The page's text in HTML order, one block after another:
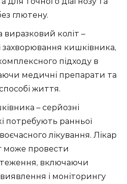
глютену.
виразковий коліт –
захворювання кишківника,
підходу в
медичні препарати та
життя.
– серйозні
потребують ранньої
лікування. Лікар
може провести
включаючи
і моніторингу